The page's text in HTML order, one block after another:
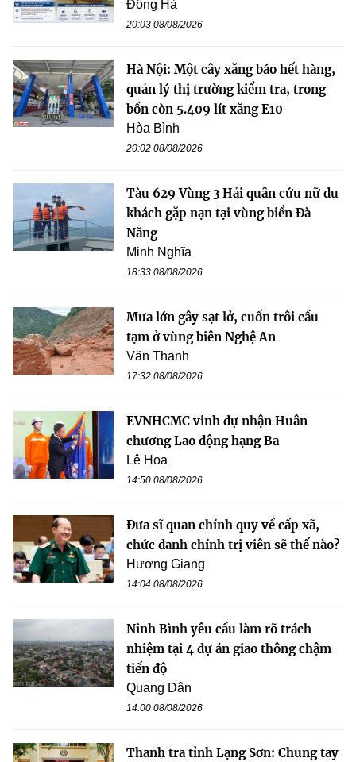
Đông Hà
20:03 08/08/2026
Hà Nội: Một cây xăng báo hết hàng,
quản lý thị trường kiểm tra, trong
bồn còn 5.409 lít xăng E10
Hòa Bình
20:02 08/08/2026
Tàu 629 Vùng 3 Hải quân cứu nữ du
khách gặp nạn tại vùng biển Đà
Nẵng
Minh Nghĩa
18:33 08/08/2026
Mưa lớn gây sạt lở, cuốn trôi cầu
tạm ở vùng biên Nghệ An
Văn Thanh
17:32 08/08/2026
EVNHCMC vinh dự nhận Huân
chương Lao động hạng Ba
Lê Hoa
14:50 08/08/2026
Đưa sĩ quan chính quy về cấp xã,
chức danh chính trị viên sẽ thế nào?
Hương Giang
14:04 08/08/2026
Ninh Bình yêu cầu làm rõ trách
nhiệm tại 4 dự án giao thông chậm
tiến độ
Quang Dân
14:00 08/08/2026
Thanh tra tỉnh Lạng Sơn: Chung tay